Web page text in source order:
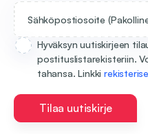
Sähköpostiosoite
Hyväksyn uutiskirjeen
postituslistarekisteriin.
tahansa. Linkki
Tilaa uutiskirje